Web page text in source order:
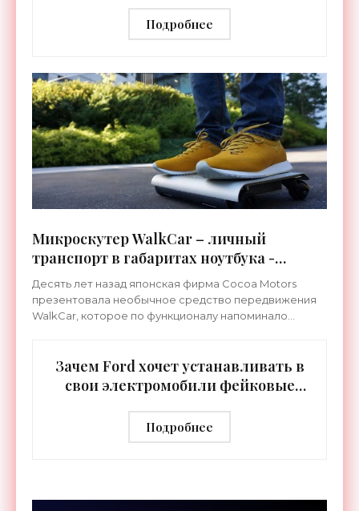
«Электромобили»
Подробнее
Микроскутер WalkCar – личный
транспорт в габаритах ноутбука -
«Электромобили»
Десять лет назад японская фирма Cocoa Motors
презентовала необычное средство передвижения
WalkCar, которое по функционалу напоминало
Зачем Ford хочет устанавливать в
свои электромобили фейковые
«Электромобили»
Подробнее